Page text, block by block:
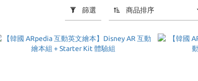
篩選 商品排序